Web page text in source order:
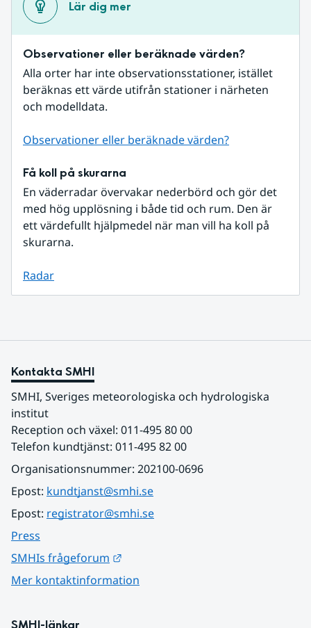
Lär dig mer
Observationer eller beräknade värden?
Alla orter har inte observationsstationer, istället
beräknas ett värde utifrån stationer i närheten
och modelldata.
Observationer eller beräknade värden?
Få koll på skurarna
En väderradar övervakar nederbörd och gör det
med hög upplösning i både tid och rum. Den är
ett värdefullt hjälpmedel när man vill ha koll på
skurarna.
Radar
Kontakta SMHI
SMHI, Sveriges meteorologiska och hydrologiska
institut
Reception och växel: 011-495 80 00
Telefon kundtjänst: 011-495 82 00
Organisationsnummer: 202100-0696
Epost: kundtjanst@smhi.se
Epost: registrator@smhi.se
Press
SMHIs frågeforum
Mer kontaktinformation